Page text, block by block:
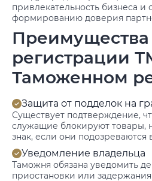
привлекательность бизнеса и
формированию доверия
Преимущества
регистрации
Таможенном
Защита от подделок на
Существует подтверждение,
служащие блокируют товары,
знак, если они
Уведомление владельца
Таможня обязана уведомить
приостановки или